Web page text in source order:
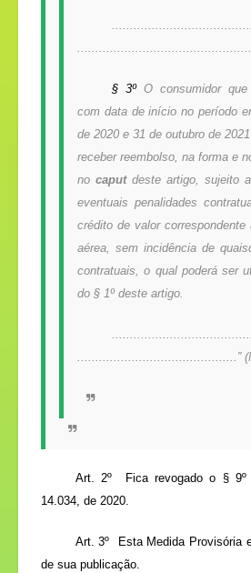
§ 3º O consumidor
com data de início no período
de 2020 e 31 de outubro de
receber reembolso, na forma e
no caput deste artigo, sujeito
eventuais penalidades
crédito de valor correspondente
aérea, sem incidência de
contratuais, o qual poderá ser
do § 1º deste artigo.
............................................”
Art. 2º Fica revogado o §
14.034, de 2020.
Art. 3º Esta Medida Provisória
de sua publicação.